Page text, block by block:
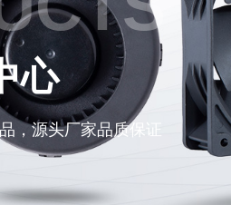
心
，源头厂家品质保证